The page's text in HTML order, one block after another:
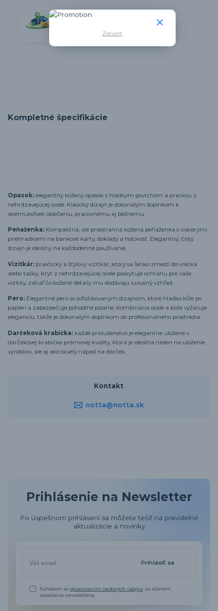
Vlastný sklad
Kompletné špecifikácie
Opasok: elegantný kožený opasok s hladkým povrchom a prackou z
nehrdzavejúcej ocele. Klasický dizajn je dokonalým doplnkom k
akémukoľvek oblečeniu, pracovnému aj bežnému.
Peňaženka: Kompaktná, ale priestranná kožená peňaženka s viacerými
priehradkami na bankové karty, doklady a hotovosť. Elegantný, čistý
dizajn je ideálny na každodenné používanie.
Vizitkár: praktický a štýlový vizitkár, ktorý sa ľahko zmestí do vrecka
alebo tašky. Kryt z nehrdzavejúcej ocele poskytuje ochranu pre vaše
vizitky, zatiaľ čo kožené detaily mu dodávajú luxusný vzhľad.
Pero: Elegantné pero so sofistikovaným dizajnom, ktoré hladko kĺže po
papieri a zabezpečuje pohodlné písanie. Kombinácia ocele a kože vyžaruje
eleganciu, takže je dokonalým doplnkom do profesionálneho prostredia.
Darčeková krabička: každé príslušenstvo je elegantne uložené v
darčekovej krabičke prémiovej kvality, ktorá je ideálna nielen na uloženie
výrobkov, ale aj ako skvelý nápad na darček.
Kontakt
notta@notta.sk
Prihlásenie na Newsletter
Po úspešnom prihlásení sa môžete tešiť na pravidelné
aktualizácie a novinky
Prihlásiť sa
Súhlasím sospracovaním osobných údajov za účelom
zasielania newslettera.
Zatvoriť